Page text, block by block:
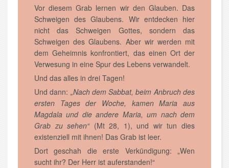
Vor diesem Grab lernen wir den Glauben. Das
Schweigen des Glaubens. Wir entdecken hier
nicht das Schweigen Gottes, sondern das
Schweigen des Glaubens. Aber wir werden mit
dem Geheimnis konfrontiert, das einen Ort der
Verwesung in eine Spur des Lebens verwandelt.
Und das alles in drei Tagen!
Und dann: „Nach dem Sabbat, beim Anbruch des
ersten Tages der Woche, kamen Maria aus
Magdala und die andere Maria, um nach dem
Grab zu sehen“(Mt 28, 1), und wir tun dies
existenziell mit ihnen! Das Grab ist leer.
Dort geschah die erste Verkündigung: „Wen
sucht ihr? Der Herr ist auferstanden!“